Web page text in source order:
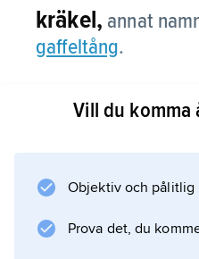
kräkel, annat
gaffeltång.
Vill du komma
Objektiv och pålitlig
Prova det, du